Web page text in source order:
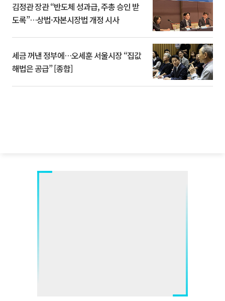
김정관 장관 “반도체 성과급, 주총 승인 받
도록”…상법·자본시장법 개정 시사
세금 꺼낸 정부에…오세훈 서울시장 “집값
해법은 공급” [종합]